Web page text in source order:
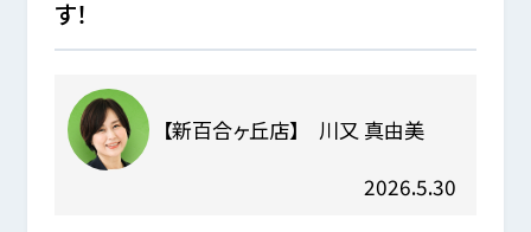
す！
【新百合ヶ丘店】 川又 真由美
2026.5.30